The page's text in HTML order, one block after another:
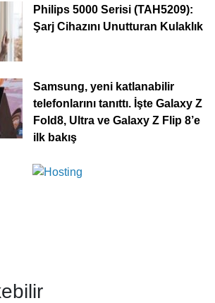
Philips 5000 Serisi (TAH5209):
Şarj Cihazını Unutturan Kulaklık
Samsung, yeni katlanabilir
telefonlarını tanıttı. İşte Galaxy Z
Fold8, Ultra ve Galaxy Z Flip 8’e
ilk bakış